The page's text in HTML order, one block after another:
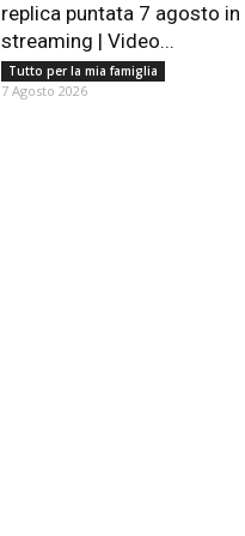
replica puntata 7 agosto in
streaming | Video...
Tutto per la mia famiglia
7 Agosto 2026